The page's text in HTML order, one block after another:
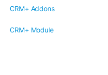
CRM+ Addons
CRM+ Module